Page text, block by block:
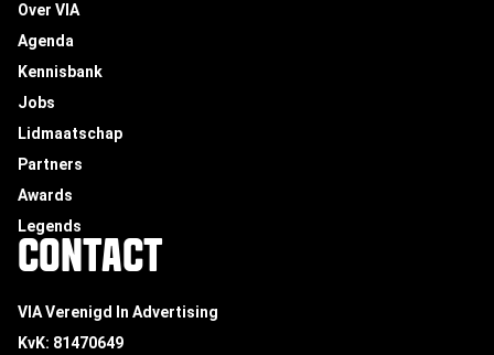
Over VIA
Agenda
Kennisbank
Jobs
Lidmaatschap
Partners
Awards
Legends
CONTACT
VIA Verenigd In Advertising
KvK: 81470649